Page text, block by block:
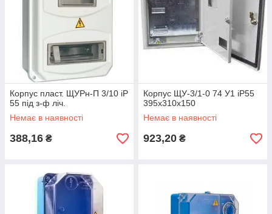
Корпус пласт. ЩУРн-П 3/10 іР
55 під з-ф ліч.
Немає в наявності
388,16 ₴
Корпус ЩУ-3/1-0 74 У1 іР55
395х310х150
Немає в наявності
923,20 ₴